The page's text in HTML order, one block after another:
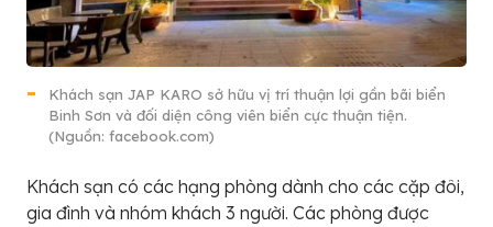
Khách sạn JAP KARO sở hữu vị trí thuận lợi gần bãi biển
Binh Sơn và đối diện công viên biển cực thuận tiện.
(Nguồn: facebook.com)
Khách sạn có các hạng phòng dành cho các cặp đôi,
gia đình và nhóm khách 3 người. Các phòng được